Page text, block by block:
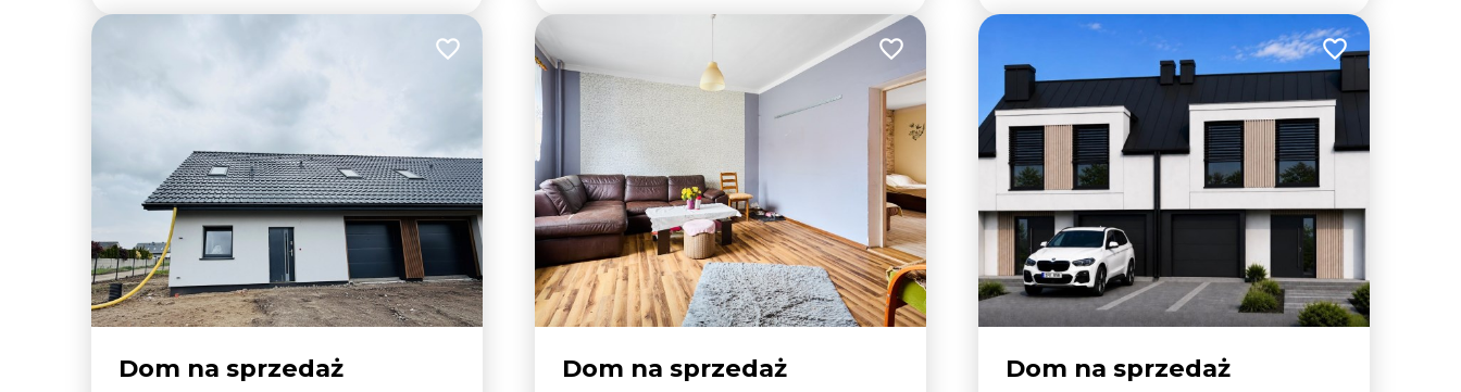
Dodaj do ulubionych
Dom na sprzedaż
Dodaj do ulubionych
Dom na sprzedaż
Dodaj do
Dom na sprzedaż